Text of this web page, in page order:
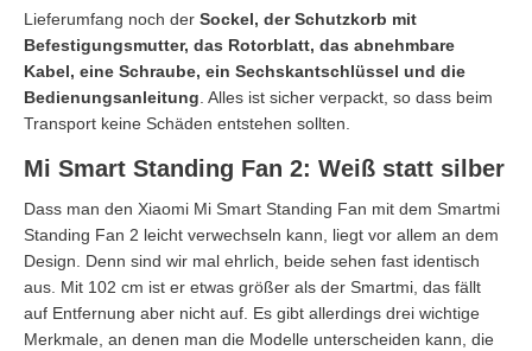
Lieferumfang noch der Sockel, der Schutzkorb mit
Befestigungsmutter, das Rotorblatt, das abnehmbare
Kabel, eine Schraube, ein Sechskantschlüssel und die
Bedienungsanleitung. Alles ist sicher verpackt, so dass beim
Transport keine Schäden entstehen sollten.
Mi Smart Standing Fan 2: Weiß statt silber
Dass man den Xiaomi Mi Smart Standing Fan mit dem Smartmi
Standing Fan 2 leicht verwechseln kann, liegt vor allem an dem
Design. Denn sind wir mal ehrlich, beide sehen fast identisch
aus. Mit 102 cm ist er etwas größer als der Smartmi, das fällt
auf Entfernung aber nicht auf. Es gibt allerdings drei wichtige
Merkmale, an denen man die Modelle unterscheiden kann, die